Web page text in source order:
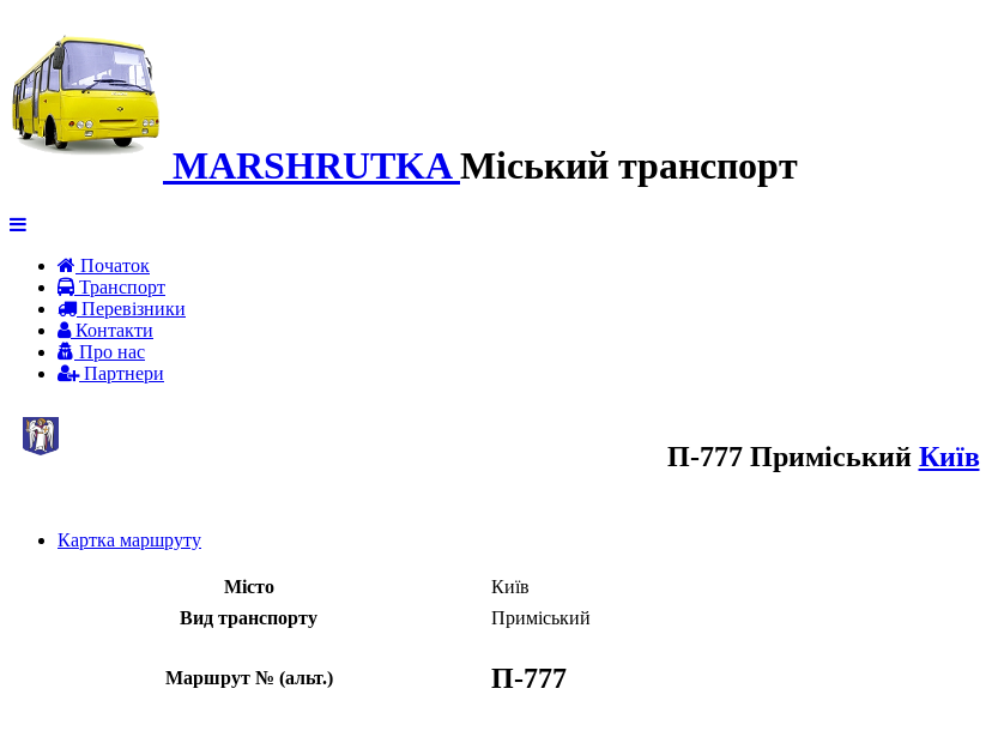
MARSHRUTKA Міський транспорт
Початок
Транспорт
Перевiзники
Контакти
Про нас
Партнери
П-777 Приміський Київ
Картка маршруту
Місто
Київ
Вид транспорту
Приміський
Маршрут № (альт.) П-777